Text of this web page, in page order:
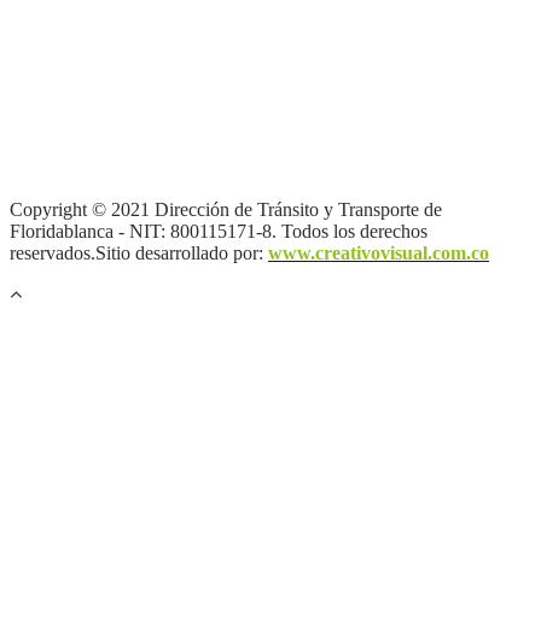
Copyright © 2021 Dirección de Tránsito y Transporte de
Floridablanca - NIT: 800115171-8. Todos los derechos
reservados.Sitio desarrollado por: www.creativovisual.com.co